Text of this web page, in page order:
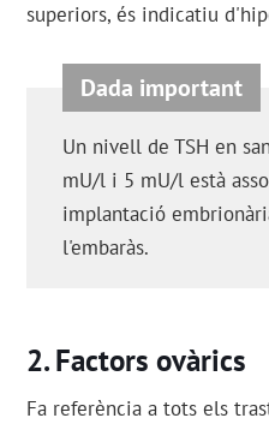
superiors, és indicatiu
Un nivell de TSH en
mU/l i 5 mU/l està
implantació
l'embaràs.
Factors ovàrics
Fa referència a tots els